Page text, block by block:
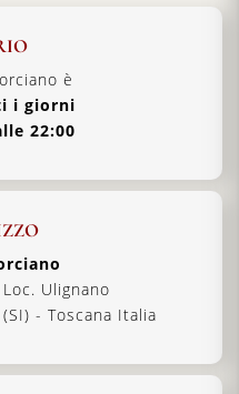
è
i giorni
22:00
Ulignano
- Toscana Italia